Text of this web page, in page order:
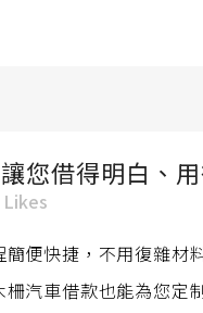
您借得明白、
Likes
便快捷，不用復雜
汽車借款也能為您